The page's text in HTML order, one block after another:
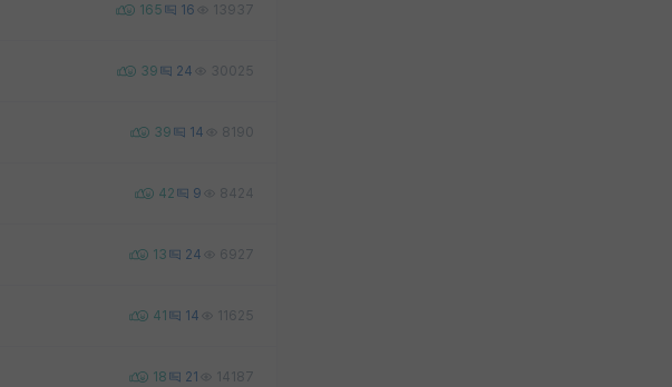
165 16 13937
39 24 30025
39 14 8190
42 9 8424
13 24 6927
41 14 11625
18 21 14187